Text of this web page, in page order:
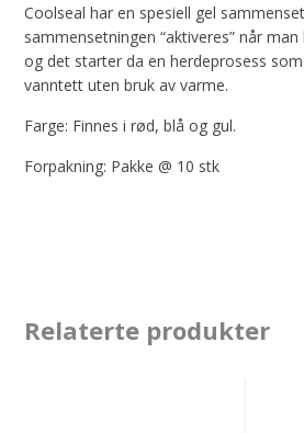
Coolseal har en spesiell gel
sammensetningen “aktiveres” når
og det starter da en herdeprosess
vanntett uten bruk av varme.
Farge: Finnes i rød, blå og gul.
Forpakning: Pakke @ 10 stk
Relaterte produkter